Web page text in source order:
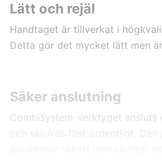
Lätt och rejäl
Handtaget är tillverkat i
Detta gör det mycket lätt men
Säker anslutning
Combisystem-verktyget ansluts
och skruvas fast ordentligt. Den